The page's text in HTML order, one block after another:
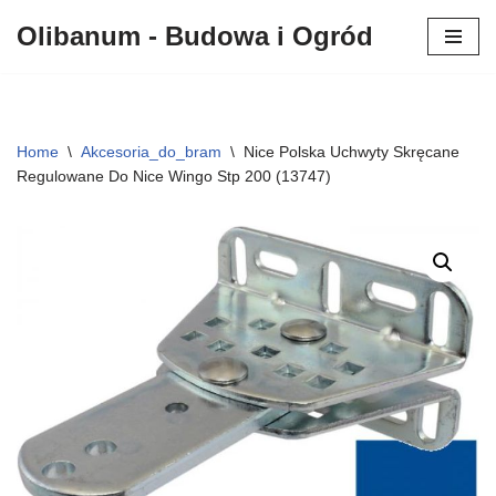
Olibanum - Budowa i Ogród
Home \ Akcesoria_do_bram \ Nice Polska Uchwyty Skręcane
Regulowane Do Nice Wingo Stp 200 (13747)